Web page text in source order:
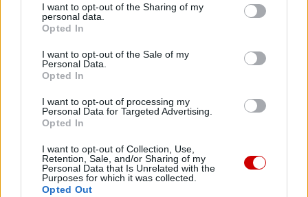
I want to opt-out of the Sharing of my
personal data.
Opted In
I want to opt-out of the Sale of my
Personal Data.
Opted In
I want to opt-out of processing my
Personal Data for Targeted Advertising.
Opted In
I want to opt-out of Collection, Use,
Retention, Sale, and/or Sharing of my
Personal Data that Is Unrelated with the
Purposes for which it was collected.
Opted Out
Ministerstwo Sprawiedliwości: kościelna Komisja ds.
wykorzystania seksualnego małoletnich niezgodna z